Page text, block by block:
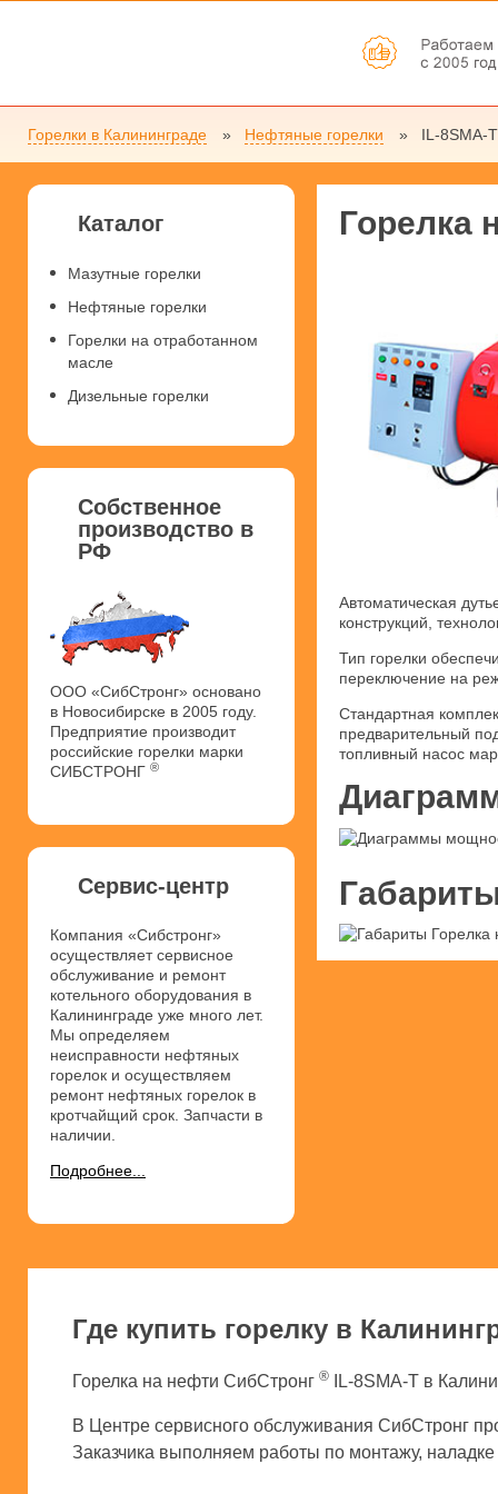
Горелки в Калининграде Нефтяные горелки IL-8SMA-T
Горелка
Автоматическая
конструкций,
Тип горелки
переключение на
Стандартная
предварительный
топливный насос
Каталог
Мазутные горелки
Нефтяные горелки
Горелки на отработанном
масле
Дизельные горелки
Собственное
производство в
РФ
ООО «СибСтронг» основано
в Новосибирске в 2005 году.
Предприятие производит
российские горелки марки
СИБСТРОНГ ®
Сервис-центр
Компания «Сибстронг»
осуществляет сервисное
обслуживание и ремонт
котельного оборудования в
Калининграде уже много лет.
Мы определяем
неисправности нефтяных
горелок и осуществляем
ремонт нефтяных горелок в
кротчайщий срок. Запчасти в
наличии.
Подробнее...
Где купить горелку в
Горелка на нефти СибСтронг ® IL-8SMA-T в
В Центре сервисного обслуживания СибСтронг
Заказчика выполняем работы по монтажу, наладке